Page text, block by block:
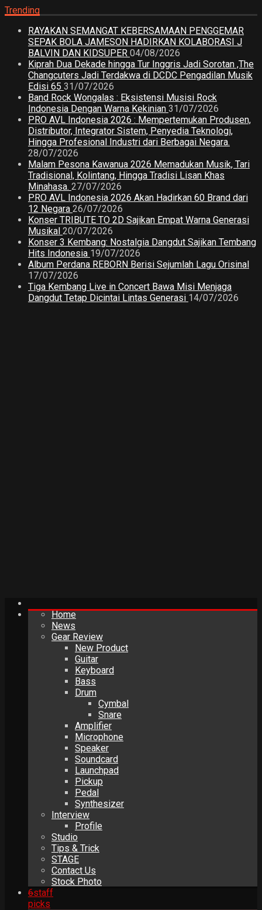
Trending
RAYAKAN SEMANGAT KEBERSAMAAN PENGGEMAR
SEPAK BOLA JAMESON HADIRKAN KOLABORASI J
BALVIN DAN KIDSUPER 04/08/2026
Kiprah Dua Dekade hingga Tur Inggris Jadi Sorotan ,The
Changcuters Jadi Terdakwa di DCDC Pengadilan Musik
Edisi 65 31/07/2026
Band Rock Wongalas : Eksistensi Musisi Rock
Indonesia Dengan Warna Kekinian 31/07/2026
PRO AVL Indonesia 2026 : Mempertemukan Produsen,
Distributor, Integrator Sistem, Penyedia Teknologi,
Hingga Profesional Industri dari Berbagai Negara.
28/07/2026
Malam Pesona Kawanua 2026 Memadukan Musik, Tari
Tradisional, Kolintang, Hingga Tradisi Lisan Khas
Minahasa. 27/07/2026
PRO AVL Indonesia 2026 Akan Hadirkan 60 Brand dari
12 Negara 26/07/2026
Konser TRIBUTE TO 2D Sajikan Empat Warna Generasi
Musikal 20/07/2026
Konser 3 Kembang: Nostalgia Dangdut Sajikan Tembang
Hits Indonesia 19/07/2026
Album Perdana REBORN Berisi Sejumlah Lagu Orisinal
17/07/2026
Tiga Kembang Live in Concert Bawa Misi Menjaga
Dangdut Tetap Dicintai Lintas Generasi 14/07/2026
Home
News
Gear Review
New Product
Guitar
Keyboard
Bass
Drum
Cymbal
Snare
Amplifier
Microphone
Speaker
Soundcard
Launchpad
Pickup
Pedal
Synthesizer
Interview
Profile
Studio
Tips & Trick
STAGE
Contact Us
Stock Photo
6staff
picks